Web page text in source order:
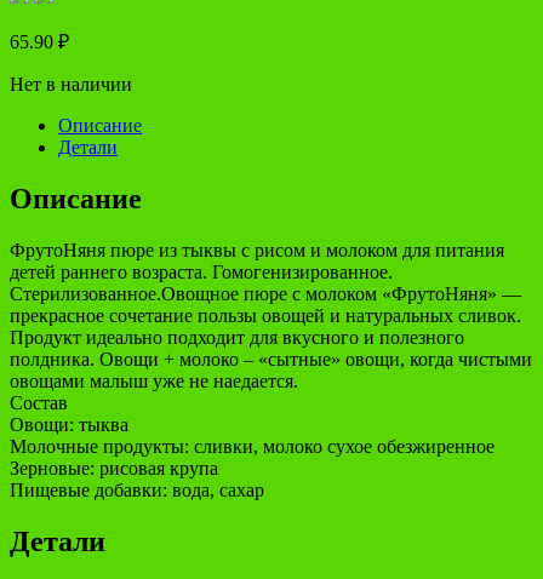
65.90 ₽
Нет в наличии
Описание
Детали
Описание
ФрутоНяня пюре из тыквы с рисом и молоком для питания
детей раннего возраста. Гомогенизированное.
Стерилизованное.Овощное пюре с молоком «ФрутоНяня» —
прекрасное сочетание пользы овощей и натуральных сливок.
Продукт идеально подходит для вкусного и полезного
полдника. Овощи + молоко – «сытные» овощи, когда чистыми
овощами малыш уже не наедается.
Состав
Овощи: тыква
Молочные продукты: сливки, молоко сухое обезжиренное
Зерновые: рисовая крупа
Пищевые добавки: вода, сахар
Детали